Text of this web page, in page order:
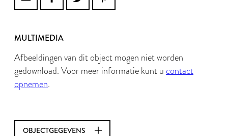
MULTIMEDIA
Afbeeldingen van dit object mogen niet worden
gedownload. Voor meer informatie kunt u contact
opnemen.
OBJECTGEGEVENS